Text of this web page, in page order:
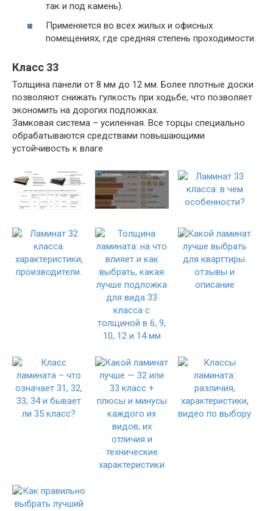
так и под камень).
Применяется во всех жилых и офисных
помещениях, где средняя степень проходимости.
Класс 33
Толщина панели от 8 мм до 12 мм. Более плотные доски
позволяют снижать гулкость при ходьбе, что позволяет
экономить на дорогих подложках.
Замковая система – усиленная. Все торцы специально
обрабатываются средствами повышающими
устойчивость к влаге